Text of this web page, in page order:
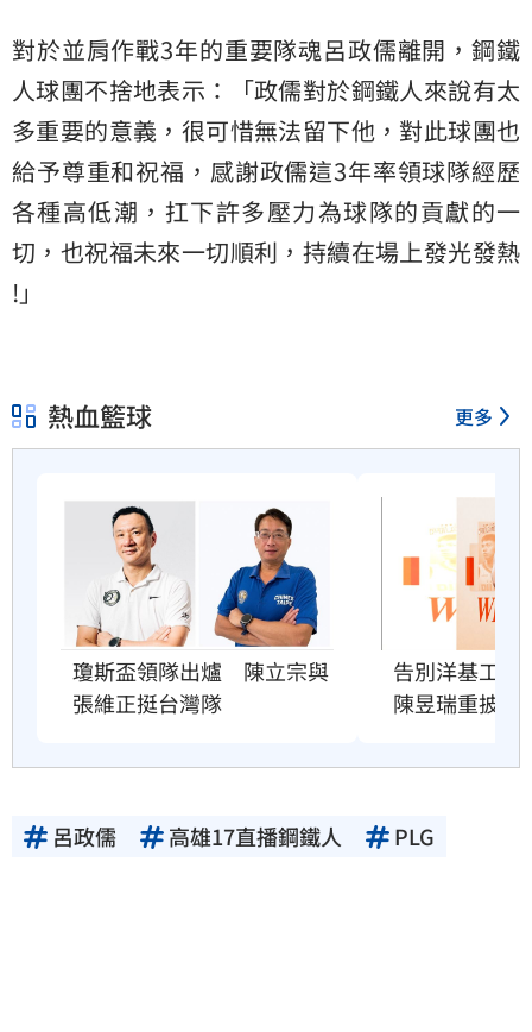
對於並肩作戰3年的重要隊魂呂政儒離開，鋼鐵
人球團不捨地表示：「政儒對於鋼鐵人來說有太
多重要的意義，很可惜無法留下他，對此球團也
給予尊重和祝福，感謝政儒這3年率領球隊經歷
各種高低潮，扛下許多壓力為球隊的貢獻的一
切，也祝福未來一切順利，持續在場上發光發熱
!」
熱血籃球 更多
瓊斯盃領隊出爐　陳立宗與
張維正挺台灣隊
告別洋基工程
陳昱瑞重披戰
呂政儒 高雄17直播鋼鐵人 PLG